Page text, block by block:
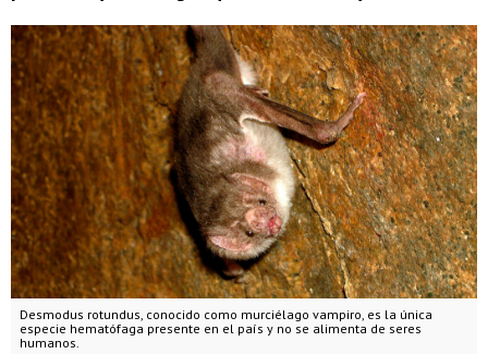
Desmodus rotundus, conocido como murciélago vampiro, es la única
especie hematófaga presente en el país y no se alimenta de seres
humanos.